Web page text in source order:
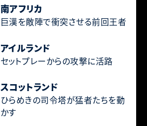
南アフリカ
巨漢を敵陣で衝突させる前回王者
アイルランド
セットプレーからの攻撃に活路
スコットランド
ひらめきの司令塔が猛者たちを動
かす